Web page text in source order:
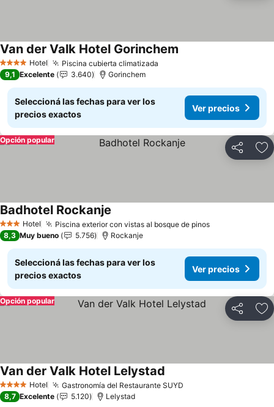
4 EstrellasHotel Piscina cubierta climatizada
Van der Valk Hotel Gorinchem
9,1 Excelente 3.640 Gorinchem
Seleccioná las fechas para ver los
precios exactos
Ver precios
Compartir
Opción popular
3 Estrellas
Hotel Piscina exterior con vistas al bosque de pinos
Badhotel Rockanje
8,3 Muy bueno 5.756 Rockanje
Seleccioná las fechas para ver los
precios exactos
Ver precios
Compartir
Opción popular
4 EstrellasHotel Gastronomía del Restaurante SUYD
Van der Valk Hotel Lelystad
8,7 Excelente 5.120 Lelystad